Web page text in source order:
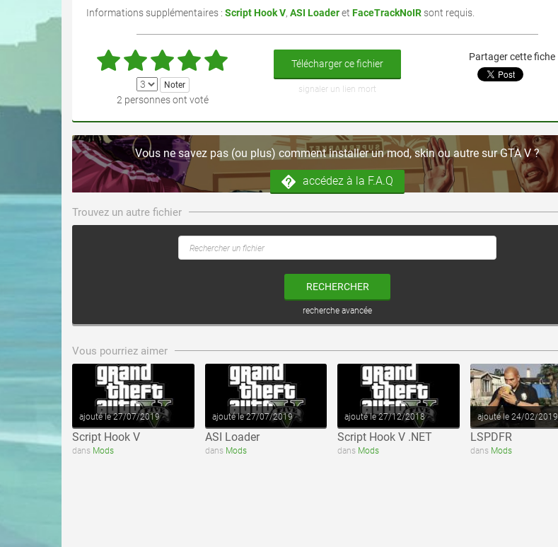
Informations supplémentaires : Script Hook V, ASI Loaderet FaceTrackNoIR sont requis.
2 personnes ont voté
Télécharger ce fichier
signaler un lien mort
Partager cette fiche
Vous ne savez pas (ou plus) comment installer un mod, skin ou autre sur GTA V ?
accédez à la F.A.Q
Trouvez un autre fichier
RECHERCHER
recherche avancée
Vous pourriez aimer
ajouté le 27/07/2019
Script Hook V
dans Mods
ajouté le 27/07/2019
ASI Loader
dans Mods
ajouté le 27/12/2018
Script Hook V .NET
dans Mods
ajouté le 24/02/2019
LSPDFR
dans Mods